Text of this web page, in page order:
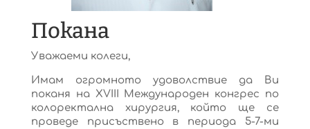
Покана
Уважаеми колеги,
Имам огромното удоволствие да Ви
поканя на XVIII Международен конгрес по
колоректална хирургия, който ще се
проведе присъствено в периода 5-7-ми